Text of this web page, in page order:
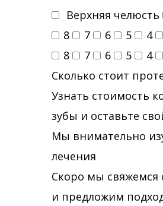
Верхняя челюсть
8
7 6 5 4
8
7 6 5 4
Сколько стоит
Узнать стоимость
зубы и оставьте
Мы внимательно
лечения
Скоро мы свяжемся
и предложим